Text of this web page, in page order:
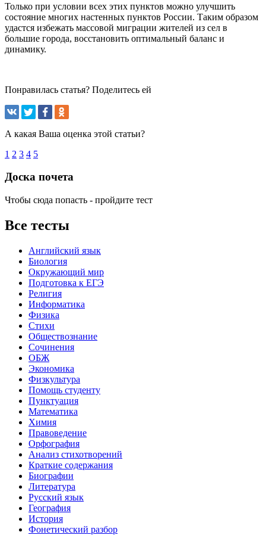
Только при условии всех этих пунктов можно улучшить
состояние многих настенных пунктов России. Таким образом
удастся избежать массовой миграции жителей из сел в
большие города, восстановить оптимальный баланс и
динамику.
Понравилась статья? Поделитесь ей
А какая Ваша оценка этой статьи?
1 2 3 4 5
Доска почета
Чтобы сюда попасть - пройдите тест
Все тесты
Английский язык
Биология
Окружающий мир
Подготовка к ЕГЭ
Религия
Информатика
Физика
Стихи
Обществознание
Сочинения
ОБЖ
Экономика
Физкультура
Помощь студенту
Пунктуация
Математика
Химия
Правоведение
Орфография
Анализ стихотворений
Краткие содержания
Биографии
Литература
Русский язык
География
История
Фонетический разбор